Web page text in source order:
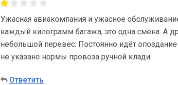
Ужасная авиакомпания и ужасное
каждый килограмм багажа, это одна смена. А
небольшой перевес. Постоянно идёт
не указано нормы провоза ручной клади.
Ответить